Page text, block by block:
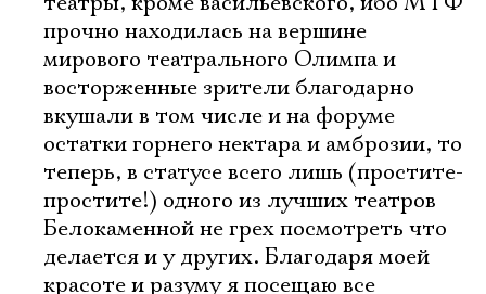
прочно находилась на вершине
мирового театрального Олимпа и
восторженные зрители благодарно
вкушали в том числе и на форуме
остатки горнего нектара и амброзии, то
теперь, в статусе всего лишь (простите-
простите!) одного из лучших театров
Белокаменной не грех посмотреть что
делается и у других. Благодаря моей
красоте и разуму я посещаю все